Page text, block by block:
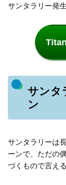
サンタラリー発
サンタ
ン
サンタラリーは
ーンで、ただの
づくもので言え